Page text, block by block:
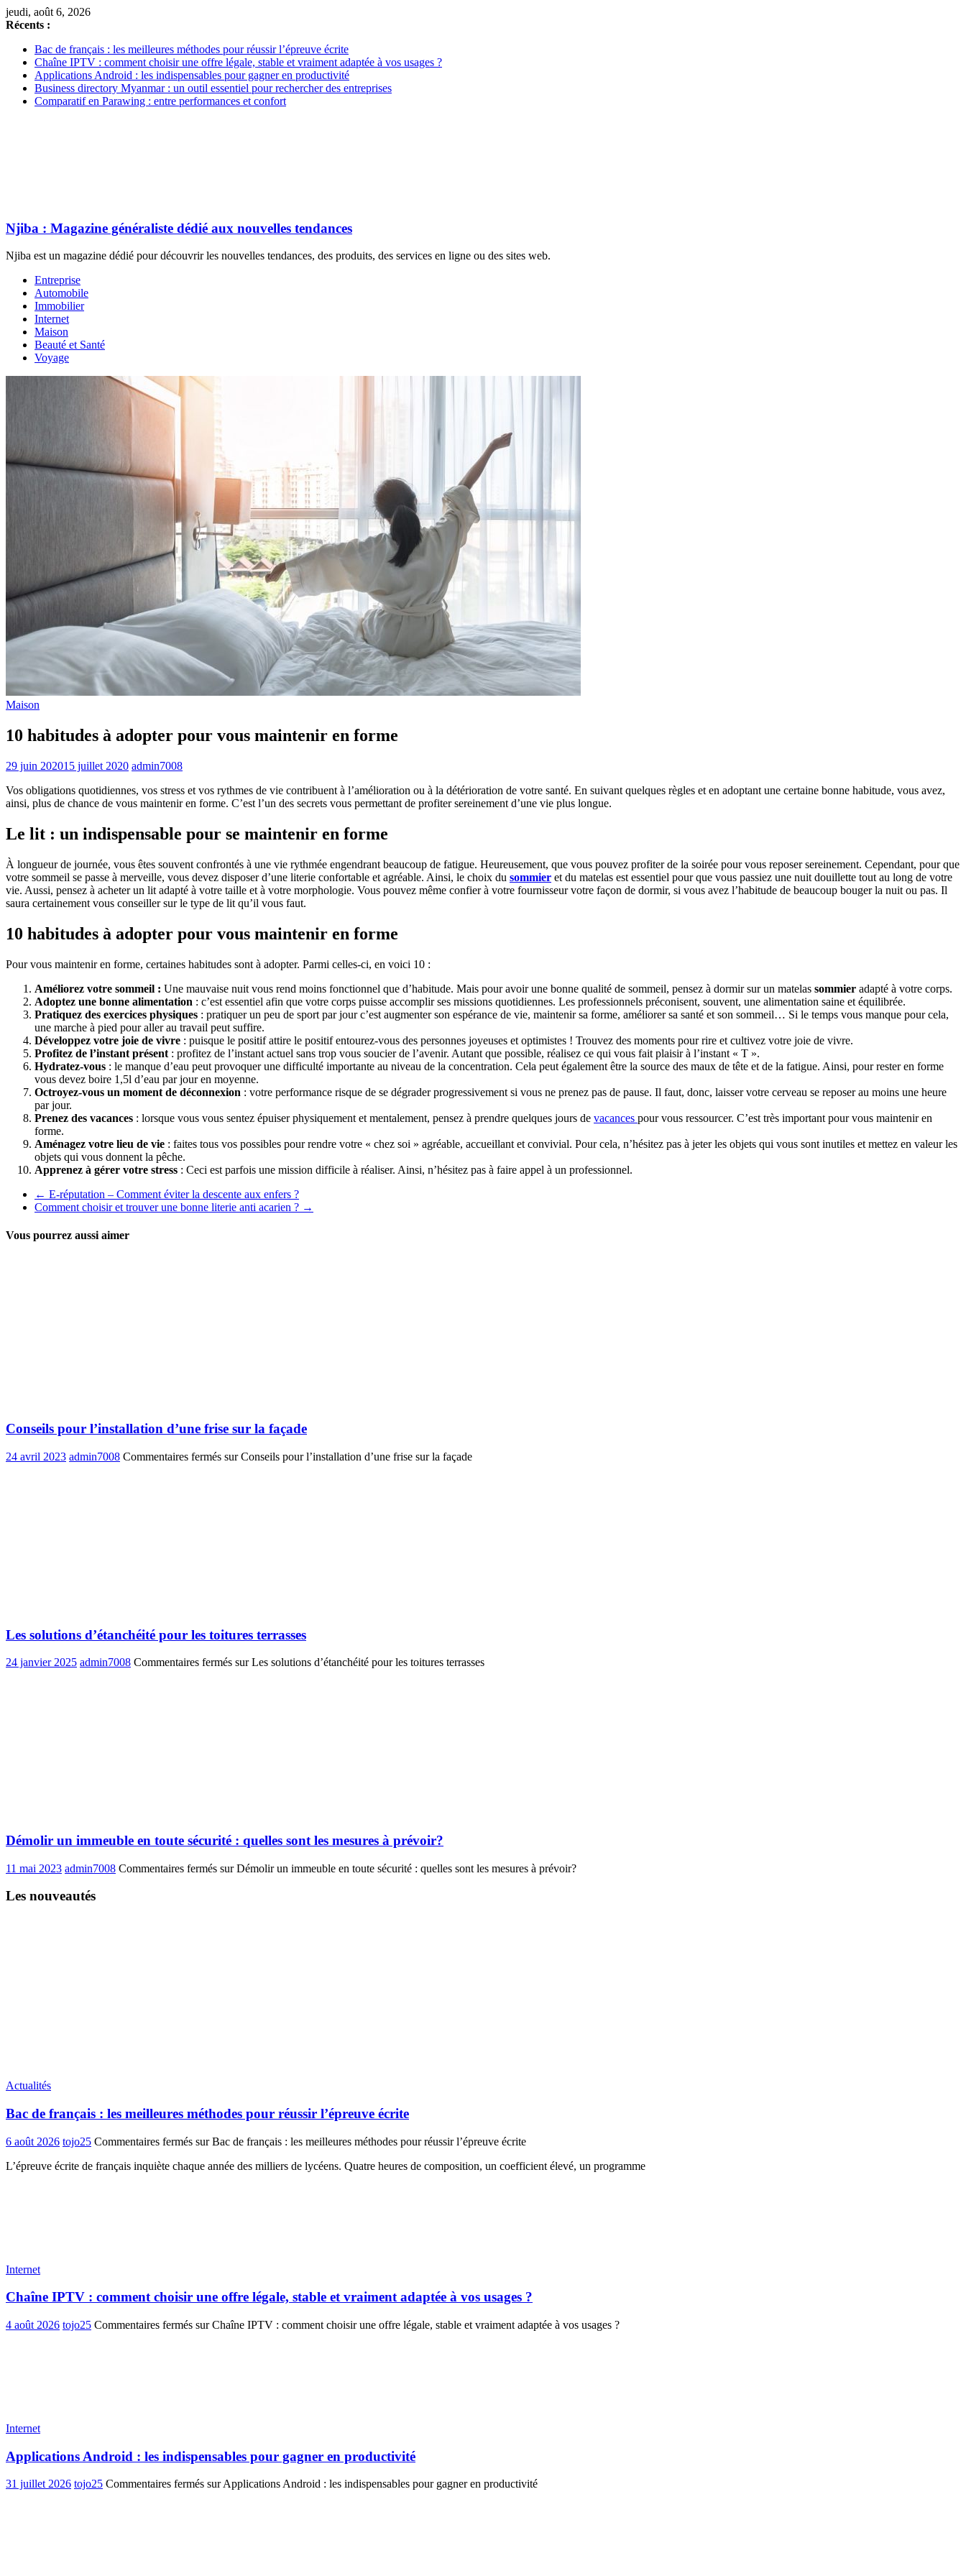
jeudi, août 6, 2026
Récents :
Bac de français : les meilleures méthodes pour réussir l’épreuve écrite
Chaîne IPTV : comment choisir une offre légale, stable et vraiment adaptée à vos usages ?
Applications Android : les indispensables pour gagner en productivité
Business directory Myanmar : un outil essentiel pour rechercher des entreprises
Comparatif en Parawing : entre performances et confort
Njiba : Magazine généraliste dédié aux nouvelles tendances
Njiba est un magazine dédié pour découvrir les nouvelles tendances, des produits, des services en ligne ou des sites web.
Entreprise
Automobile
Immobilier
Internet
Maison
Beauté et Santé
Voyage
Maison
10 habitudes à adopter pour vous maintenir en forme
29 juin 202015 juillet 2020 admin7008
Vos obligations quotidiennes, vos stress et vos rythmes de vie contribuent à l’amélioration ou à la détérioration de votre santé. En suivant quelques règles et en adoptant une certaine bonne habitude, vous avez,
ainsi, plus de chance de vous maintenir en forme. C’est l’un des secrets vous permettant de profiter sereinement d’une vie plus longue.
Le lit : un indispensable pour se maintenir en forme
À longueur de journée, vous êtes souvent confrontés à une vie rythmée engendrant beaucoup de fatigue. Heureusement, que vous pouvez profiter de la soirée pour vous reposer sereinement. Cependant, pour que
votre sommeil se passe à merveille, vous devez disposer d’une literie confortable et agréable. Ainsi, le choix du sommier et du matelas est essentiel pour que vous passiez une nuit douillette tout au long de votre
vie. Aussi, pensez à acheter un lit adapté à votre taille et à votre morphologie. Vous pouvez même confier à votre fournisseur votre façon de dormir, si vous avez l’habitude de beaucoup bouger la nuit ou pas. Il
saura certainement vous conseiller sur le type de lit qu’il vous faut.
10 habitudes à adopter pour vous maintenir en forme
Pour vous maintenir en forme, certaines habitudes sont à adopter. Parmi celles-ci, en voici 10 :
Améliorez votre sommeil : Une mauvaise nuit vous rend moins fonctionnel que d’habitude. Mais pour avoir une bonne qualité de sommeil, pensez à dormir sur un matelas sommier adapté à votre corps.
Adoptez une bonne alimentation : c’est essentiel afin que votre corps puisse accomplir ses missions quotidiennes. Les professionnels préconisent, souvent, une alimentation saine et équilibrée.
Pratiquez des exercices physiques : pratiquer un peu de sport par jour c’est augmenter son espérance de vie, maintenir sa forme, améliorer sa santé et son sommeil… Si le temps vous manque pour cela,
une marche à pied pour aller au travail peut suffire.
Développez votre joie de vivre : puisque le positif attire le positif entourez-vous des personnes joyeuses et optimistes ! Trouvez des moments pour rire et cultivez votre joie de vivre.
Profitez de l’instant présent : profitez de l’instant actuel sans trop vous soucier de l’avenir. Autant que possible, réalisez ce qui vous fait plaisir à l’instant « T ».
Hydratez-vous : le manque d’eau peut provoquer une difficulté importante au niveau de la concentration. Cela peut également être la source des maux de tête et de la fatigue. Ainsi, pour rester en forme
vous devez boire 1,5l d’eau par jour en moyenne.
Octroyez-vous un moment de déconnexion : votre performance risque de se dégrader progressivement si vous ne prenez pas de pause. Il faut, donc, laisser votre cerveau se reposer au moins une heure
par jour.
Prenez des vacances : lorsque vous vous sentez épuiser physiquement et mentalement, pensez à prendre quelques jours de vacances pour vous ressourcer. C’est très important pour vous maintenir en
forme.
Aménagez votre lieu de vie : faites tous vos possibles pour rendre votre « chez soi » agréable, accueillant et convivial. Pour cela, n’hésitez pas à jeter les objets qui vous sont inutiles et mettez en valeur les
objets qui vous donnent la pêche.
Apprenez à gérer votre stress : Ceci est parfois une mission difficile à réaliser. Ainsi, n’hésitez pas à faire appel à un professionnel.
← E-réputation – Comment éviter la descente aux enfers ?
Comment choisir et trouver une bonne literie anti acarien ? →
Vous pourrez aussi aimer
Conseils pour l’installation d’une frise sur la façade
24 avril 2023 admin7008 Commentaires fermés sur Conseils pour l’installation d’une frise sur la façade
Les solutions d’étanchéité pour les toitures terrasses
24 janvier 2025 admin7008 Commentaires fermés sur Les solutions d’étanchéité pour les toitures terrasses
Démolir un immeuble en toute sécurité : quelles sont les mesures à prévoir?
11 mai 2023 admin7008 Commentaires fermés sur Démolir un immeuble en toute sécurité : quelles sont les mesures à prévoir?
Les nouveautés
Actualités
Bac de français : les meilleures méthodes pour réussir l’épreuve écrite
6 août 2026 tojo25 Commentaires fermés sur Bac de français : les meilleures méthodes pour réussir l’épreuve écrite
L’épreuve écrite de français inquiète chaque année des milliers de lycéens. Quatre heures de composition, un coefficient élevé, un programme
Internet
Chaîne IPTV : comment choisir une offre légale, stable et vraiment adaptée à vos usages ?
4 août 2026 tojo25 Commentaires fermés sur Chaîne IPTV : comment choisir une offre légale, stable et vraiment adaptée à vos usages ?
Internet
Applications Android : les indispensables pour gagner en productivité
31 juillet 2026 tojo25 Commentaires fermés sur Applications Android : les indispensables pour gagner en productivité